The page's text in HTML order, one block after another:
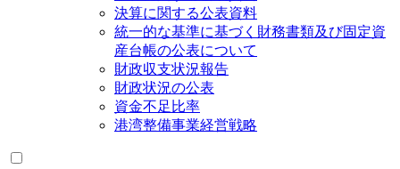
決算に関する公表資料
統一的な基準に基づく財務書類及び固定資
産台帳の公表について
財政収支状況報告
財政状況の公表
資金不足比率
港湾整備事業経営戦略